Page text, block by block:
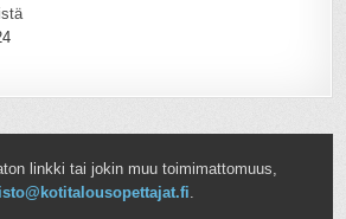
linkki tai jokin muu toimimattomuus,